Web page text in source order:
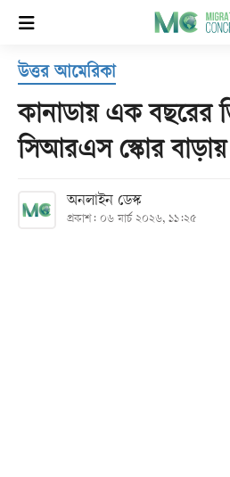
হোম
সর্বশেষ
বিভাগ
উত্তর আমেরিকা
কানাডায় এক বছরের
সিআরএস স্কোর বাড়ায়
অনলাইন ডেস্ক
প্রকাশ: ০৬ মার্চ ২০২৬, ১১:২৫